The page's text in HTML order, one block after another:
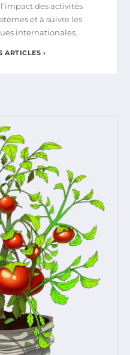
des activités
et à suivre les
internationales.
ARTICLES ›